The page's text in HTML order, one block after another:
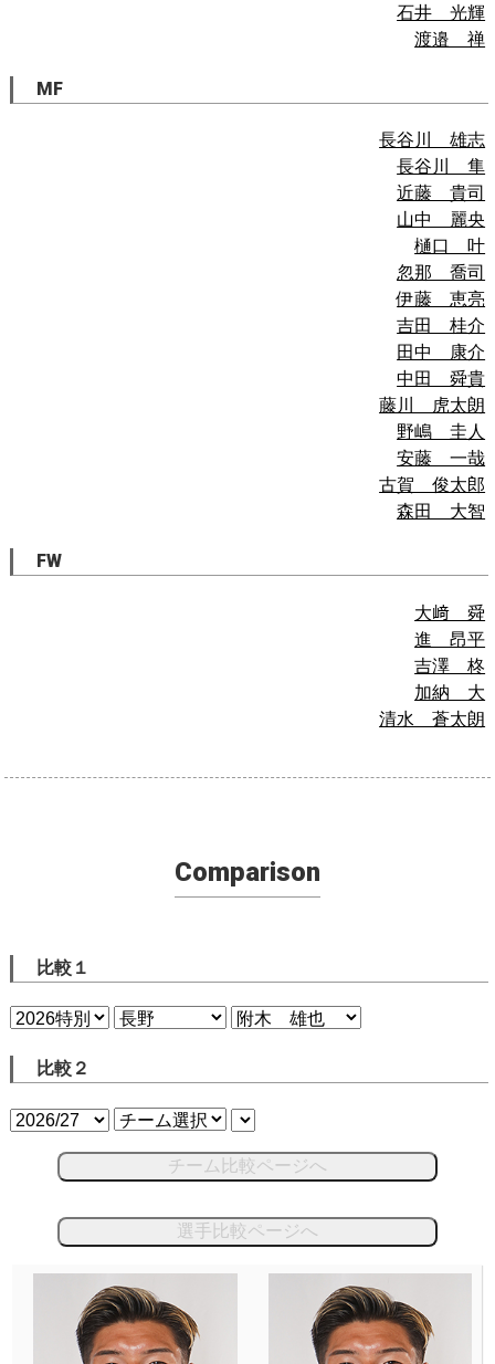
石井 光輝
渡邉 禅
MF
長谷川 雄志
長谷川 隼
近藤 貴司
山中 麗央
樋口 叶
忽那 喬司
伊藤 恵亮
吉田 桂介
田中 康介
中田 舜貴
藤川 虎太朗
野嶋 圭人
安藤 一哉
古賀 俊太郎
森田 大智
FW
大﨑 舜
進 昂平
吉澤 柊
加納 大
清水 蒼太朗
Comparison
比較１
比較２
チーム比較ページへ
選手比較ページへ